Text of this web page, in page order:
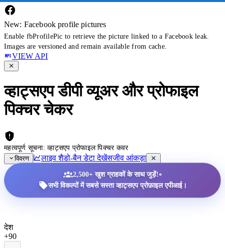
New: Facebook profile pictures
Enable fbProfilePic to retrieve the picture linked to a Facebook leak.
Images are versioned and remain available from cache.
VIEW API
व्हाट्सएप डीपी व्यूअर और प्रोफाइल
पिक्चर चेकर
महत्वपूर्ण सूचना: व्हाट्सएप प्रोफाइल पिक्चर कवर
विवरण
लाइव शैडो-बैन डेटा देखेंसजीव आंकड़ा
2,500+ खुश ग्राहकों के साथ जुड़ें!•
सभी विकल्पों में सबसे सस्ता व्हाट्सएप प्रोफ़ाइल एपीआई।
देश
+90